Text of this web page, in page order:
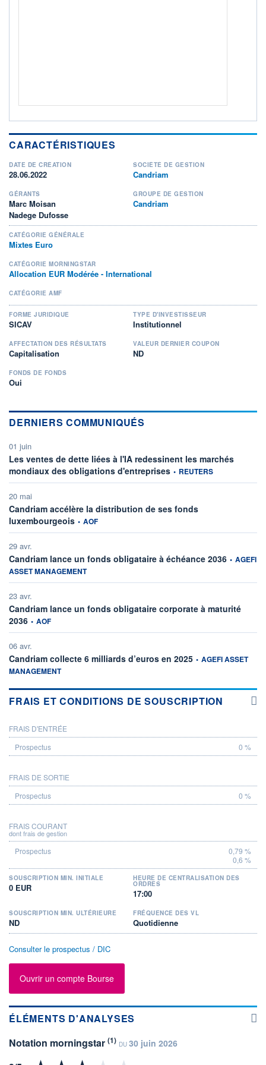
CARACTÉRISTIQUES
DATE DE CRÉATION
28.06.2022
SOCIÉTÉ DE GESTION
Candriam
GÉRANTS
Marc Moisan
Nadege Dufosse
GROUPE DE GESTION
Candriam
CATÉGORIE GÉNÉRALE
Mixtes Euro
CATÉGORIE MORNINGSTAR
Allocation EUR Modérée - International
CATÉGORIE AMF
FORME JURIDIQUE
SICAV
TYPE D'INVESTISSEUR
Institutionnel
AFFECTATION DES RÉSULTATS
Capitalisation
VALEUR DERNIER COUPON
ND
FONDS DE FONDS
Oui
DERNIERS COMMUNIQUÉS
01 juin
Les ventes de dette liées à l'IA redessinent les marchés
mondiaux des obligations d'entreprises information fournie par
• REUTERS
20 mai
Candriam accélère la distribution de ses fonds
luxembourgeois information fournie par
• AOF
29 avr.
Candriam lance un fonds obligataire à échéance 2036 • AGEFI
ASSET MANAGEMENT
23 avr.
Candriam lance un fonds obligataire corporate à maturité
2036 information fournie par
• AOF
06 avr.
Candriam collecte 6 milliards d’euros en 2025 information fournie par
• AGEFI ASSET
MANAGEMENT
FRAIS ET CONDITIONS DE SOUSCRIPTION
PROSPECTUS
FRAIS D'ENTRÉE
0 %
FRAIS DE SORTIE
0 %
FRAIS COURANT
dont frais de gestion
0,79 %
0,6 %
SOUSCRIPTION MIN. INITIALE
0 EUR
HEURE DE CENTRALISATION DES
ORDRES
17:00
SOUSCRIPTION MIN. ULTÉRIEURE
ND
FRÉQUENCE DES VL
Quotidienne
Consulter le prospectus / DIC
Ouvrir un compte Bourse
ÉLÉMENTS D'ANALYSES
Notation morningstar (1) DU 30 juin 2026